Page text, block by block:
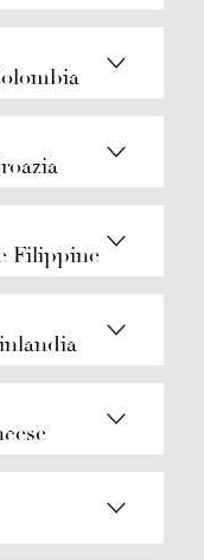
Filippine